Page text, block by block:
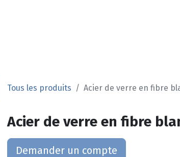
Tous les produits Acier de verre en fibre
Acier de verre en fibre
Demander un compte